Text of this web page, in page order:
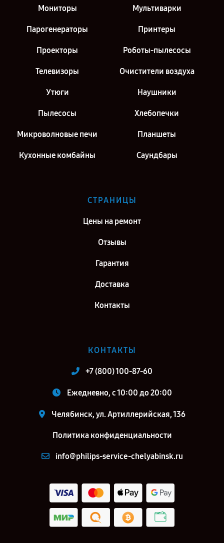
Мониторы Мультиварки
Парогенераторы Принтеры
Проекторы Роботы-пылесосы
Телевизоры Очистители воздуха
Утюги Наушники
Пылесосы Хлебопечки
Микроволновые печи Планшеты
Кухонные комбайны Саундбары
СТРАНИЦЫ
Цены на ремонт
Отзывы
Гарантия
Доставка
Контакты
КОНТАКТЫ
+7 (800) 100-87-60
Ежедневно, с 10:00 до 20:00
Челябинск, ул. Артиллерийская, 136
Политика конфиденциальности
info@philips-service-chelyabinsk.ru